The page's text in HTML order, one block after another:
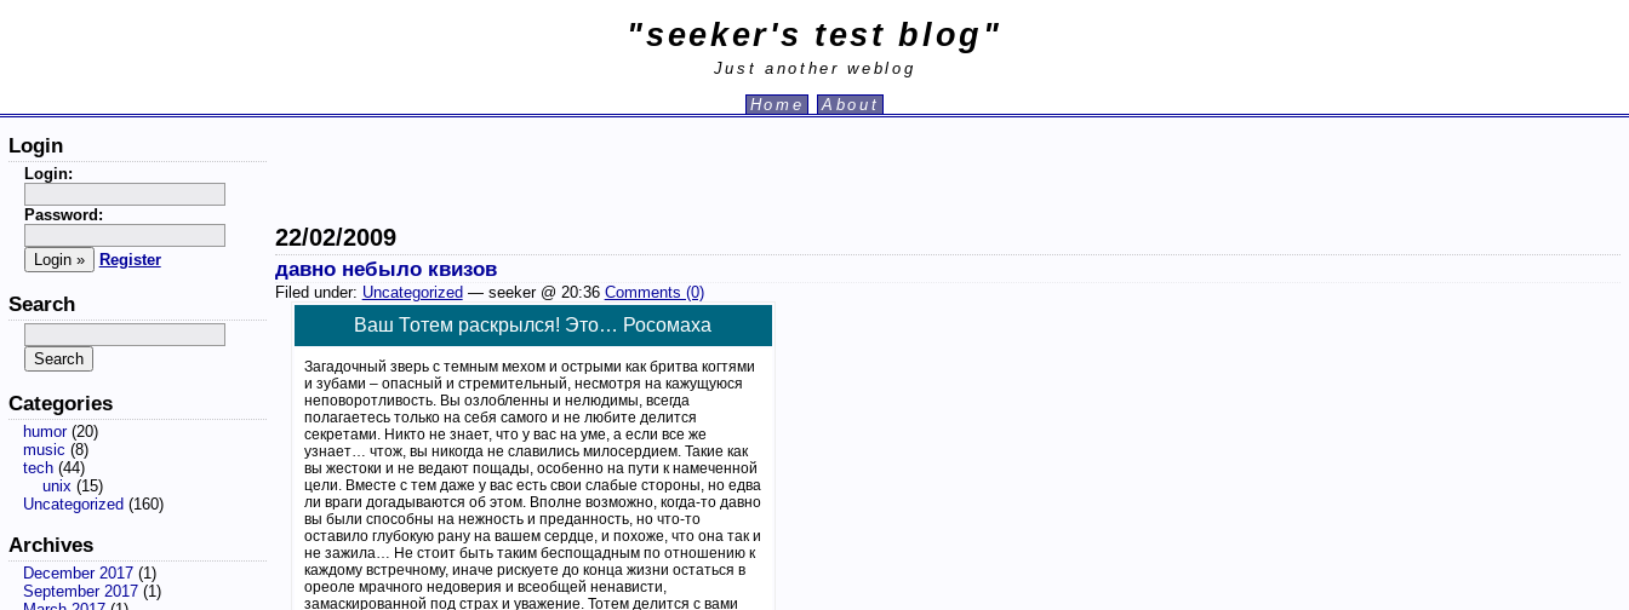
"seeker's test blog"
Just another weblog
Home
About
22/02/2009
давно небыло квизов
Filed under: Uncategorized — seeker @ 20:36 Comments (0)
Ваш Тотем раскрылся! Это… Росомаха
Загадочный зверь с темным мехом и острыми как бритва когтями
и зубами – опасный и стремительный, несмотря на кажущуюся
неповоротливость. Вы озлобленны и нелюдимы, всегда
полагаетесь только на себя самого и не любите делится
секретами. Никто не знает, что у вас на уме, а если все же
узнает… чтож, вы никогда не славились милосердием. Такие как
вы жестоки и не ведают пощады, особенно на пути к намеченной
цели. Вместе с тем даже у вас есть свои слабые стороны, но едва
ли враги догадываются об этом. Вполне возможно, когда-то давно
вы были способны на нежность и преданность, но что-то
оставило глубокую рану на вашем сердце, и похоже, что она так и
не зажила… Не стоит быть таким беспощадным по отношению к
каждому встречному, иначе рискуете до конца жизни остаться в
ореоле мрачного недоверия и всеобщей ненависти,
замаскированной под страх и уважение. Тотем делится с вами
Login
Login:
Password:
Register
Search
Categories
humor(20)
music (8)
tech(44)
unix(15)
Uncategorized (160)
Archives
December 2017(1)
September 2017(1)